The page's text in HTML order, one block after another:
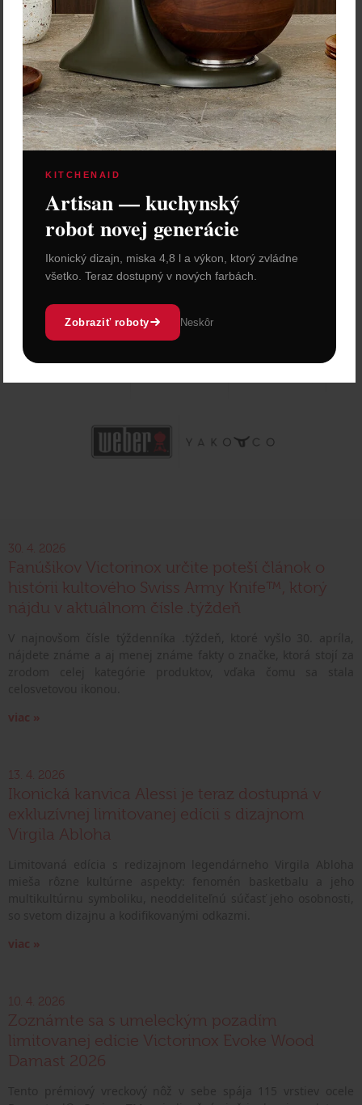
30. 4. 2026
Fanúšikov Victorinox určite poteší článok o
histórii kultového Swiss Army Knife™, ktorý
nájdu v aktuálnom čísle .týždeň
viac »
13. 4. 2026
Ikonická kanvica Alessi je teraz dostupná v
exkluzívnej limitovanej edícii s dizajnom
Virgila Abloha
viac »
10. 4. 2026
Zoznámte sa s umeleckým pozadím
limitovanej edície Victorinox Evoke Wood
Damast 2026
KITCHENAID
Artisan — kuchynský
robot novej generácie
Ikonický dizajn, miska 4,8 l a výkon, ktorý zvládne
všetko. Teraz dostupný v nových farbách.
Zobraziť roboty Neskôr